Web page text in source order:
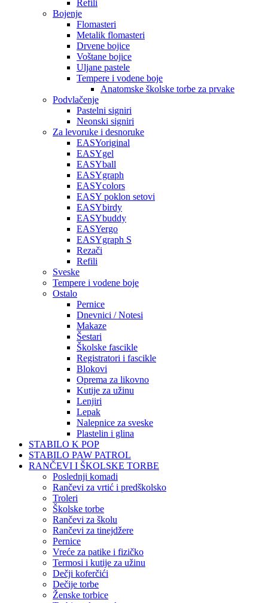
Refili
Bojenje
Flomasteri
Metalik flomasteri
Drvene bojice
Voštane bojice
Uljane pastele
Tempere i vodene boje
Anatomske školske torbe za prvake
Podvlačenje
Pastelni signiri
Neonski signiri
Za levoruke i desnoruke
EASYoriginal
EASYgel
EASYball
EASYgraph
EASYcolors
EASY poklon setovi
EASYbirdy
EASYbuddy
EASYergo
EASYgraph S
Rezači
Refili
Sveske
Tempere i vodene boje
Ostalo
Pernice
Dnevnici / Notesi
Makaze
Šestari
Školske fascikle
Registratori i fascikle
Blokovi
Oprema za likovno
Kutije za užinu
Lenjiri
Lepak
Nalepnice za sveske
Plastelin i glina
STABILO K POP
STABILO PAW PATROL
RANČEVI I ŠKOLSKE TORBE
Poslednji komadi
Rančevi za vrtić i predškolsko
Troleri
Školske torbe
Rančevi za školu
Rančevi za tinejdžere
Pernice
Vreće za patike i fizičko
Termosi i kutije za užinu
Dečji koferčići
Dečije torbe
Ženske torbice